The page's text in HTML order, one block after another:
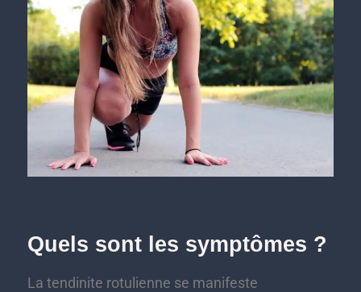
Quels sont les symptômes ?
La tendinite rotulienne se manifeste